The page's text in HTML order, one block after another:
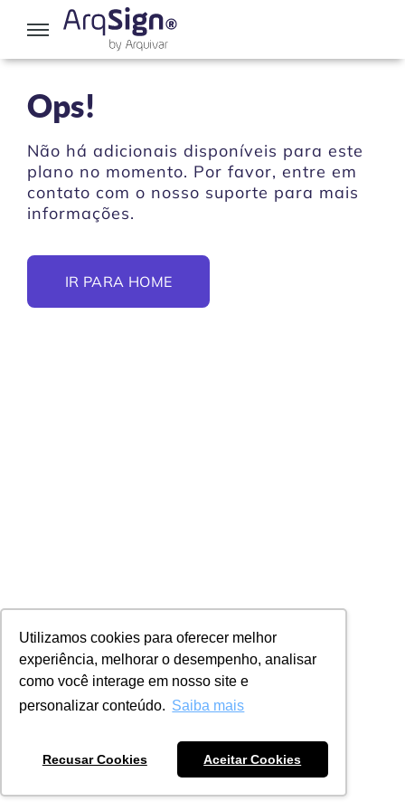
Utilizamos cookies para oferecer melhor
experiência, melhorar o desempenho, analisar
como você interage em nosso site e
personalizar conteúdo. Saiba mais
Recusar Cookies Aceitar Cookies
Falar com vendas
Suporte via e-mail
Ops!
Não há adicionais disponíveis para este
plano no momento. Por favor, entre em
contato com o nosso suporte para mais
informações.
IR PARA HOME